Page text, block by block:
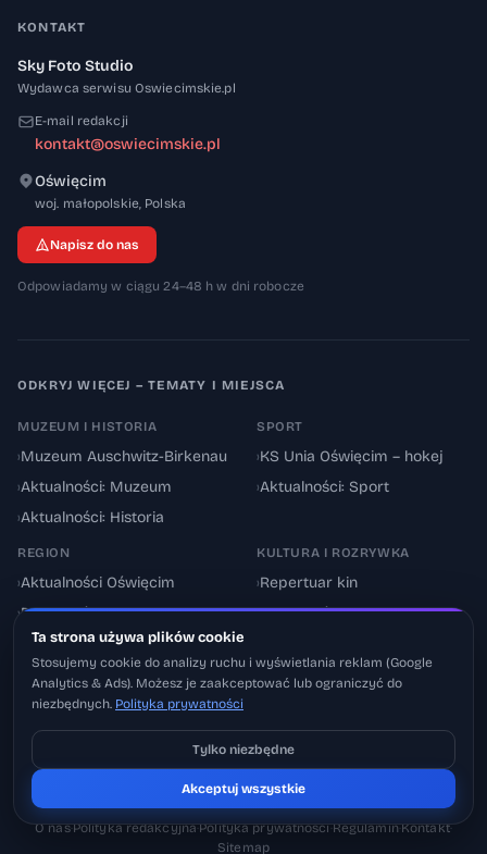
KONTAKT
Sky Foto Studio
Wydawca serwisu Oswiecimskie.pl
E-mail redakcji
kontakt@oswiecimskie.pl
Oświęcim
woj. małopolskie, 32-600
Polska
Napisz do nas
Odpowiadamy w ciągu 24–48 h w dni robocze
ODKRYJ WIĘCEJ – TEMATY I MIEJSCA
MUZEUM I HISTORIA
›Muzeum Auschwitz-Birkenau
›Aktualności: Muzeum
›Aktualności: Historia
SPORT
›KS Unia Oświęcim – hokej
›Aktualności: Sport
REGION
›Aktualności Oświęcim
›Powiat oświęcimski
Utrudnienia drogowe
KULTURA I ROZRYWKA
›Repertuar kin
›Aktualności: Kultura
© 2026 Oswiecimskie.pl – Portal informacyjny Oświęcimia i powiatu
oświęcimskiego.
O nas·Polityka redakcyjna·Polityka prywatności·Regulamin·Kontakt·
Sitemap
Ta strona używa plików cookie
Stosujemy cookie do analizy ruchu i wyświetlania reklam (Google
Analytics & Ads). Możesz je zaakceptować lub ograniczyć do
niezbędnych. Polityka prywatności
Tylko niezbędne
Akceptuj wszystkie
Pobierz na iOS